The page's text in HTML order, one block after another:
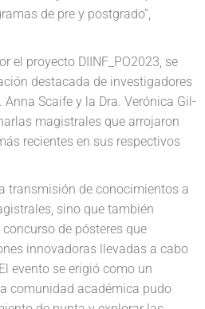
de pre y postgrado”,
el proyecto DIINF_PO2023, se
destacada de investigadores
Anna Scaife y la Dra. Verónica Gil-
magistrales que arrojaron
recientes en sus respectivos
transmisión de conocimientos a
sino que también
de pósteres que
innovadoras llevadas a cabo
evento se erigió como un
comunidad académica pudo